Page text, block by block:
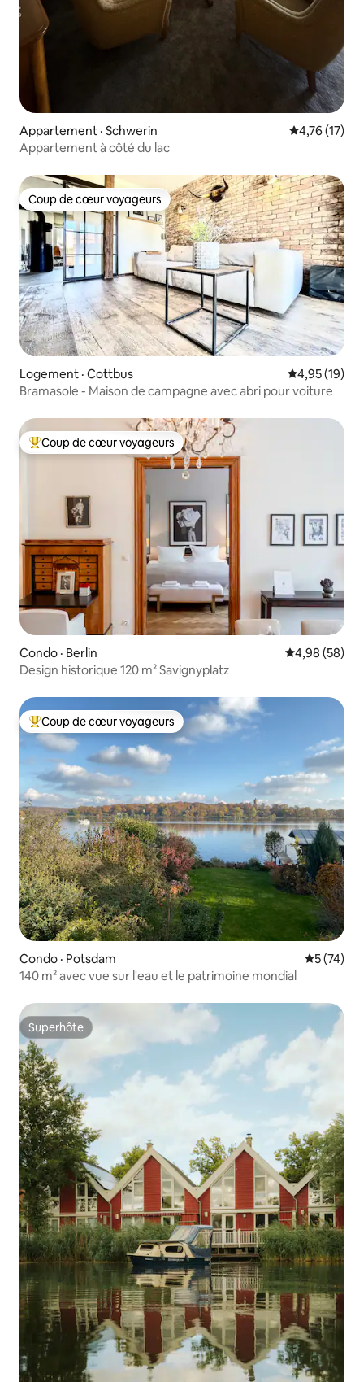
Appartement · Schwerin Note
4,76 (17)
Appartement à côté du lac
Coup de cœur voyageurs
Coup de cœur voyageurs
Logement · Cottbus Note
4,95 (19)
Bramasole - Maison de campagne avec abri pour voiture
Coup de cœur voyageurs parmi les plus aimés
Coup de cœur voyageurs
Condo · Berlin Note
4,98 (58)
Design historique 120 m² Savignyplatz
Coup de cœur voyageurs parmi les plus aimés
Coup de cœur voyageurs
Condo · Potsdam Note
5 (74)
140 m² avec vue sur l'eau et le patrimoine mondial
Superhôte
Superhôte